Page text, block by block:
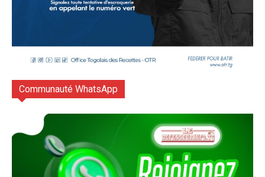
Communauté WhatsApp